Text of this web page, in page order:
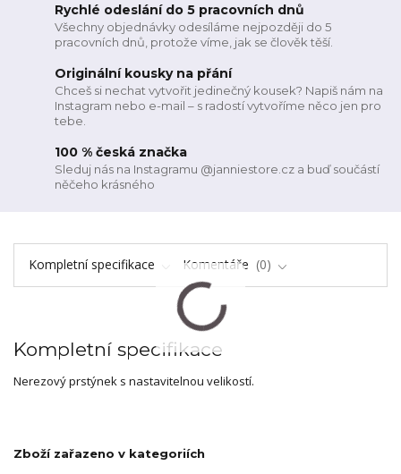
Rychlé odeslání do 5 pracovních dnů
Všechny objednávky odesíláme nejpozději do 5
pracovních dnů, protože víme, jak se člověk těší.
Originální kousky na přání
Chceš si nechat vytvořit jedinečný kousek? Napiš nám na
Instagram nebo e-mail – s radostí vytvoříme něco jen pro
tebe.
100 % česká značka
Sleduj nás na Instagramu @janniestore.cz a buď součástí
něčeho krásného
Kompletní specifikace Komentáře 0
Kompletní specifikace
Nerezový prstýnek s nastavitelnou velikostí.
Zboží zařazeno v kategoriích